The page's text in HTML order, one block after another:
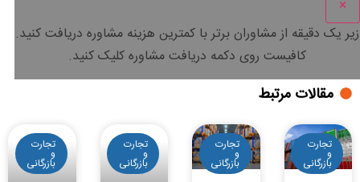
×
زیر یک دقیقه از مشاوران برتر باکمترین هزینه مشاوره دریافت کنید.
کافیست روی دکمه دریافت مشاوره کلیک کنید.
مقالات مرتبط
تجارت
و
بازرگانی
تجارت
و
بازرگانی
تجارت
و
بازرگانی
تجارت
و
بازرگانی